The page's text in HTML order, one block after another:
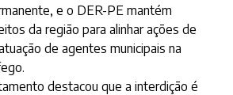
e o DER-PE mantém
da região para alinhar ações de
de agentes municipais na
destacou que a interdição é